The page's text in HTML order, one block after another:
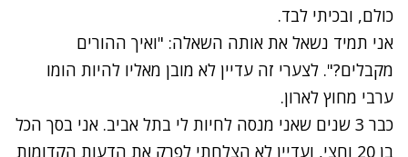
כולם, ובכיתי לבד.
אני תמיד נשאל את אותה השאלה: "ואיך ההורים
מקבלים?". לצערי זה עדיין לא מובן מאליו להיות הומו
ערבי מחוץ לארון.
כבר 3 שנים שאני מנסה לחיות לי בתל אביב. אני בסך הכל
בן 20 וחצי, ועדיין לא הצלחתי לפרק את הדעות הקדומות